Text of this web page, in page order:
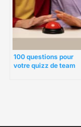
100 questions pour
votre quizz de team